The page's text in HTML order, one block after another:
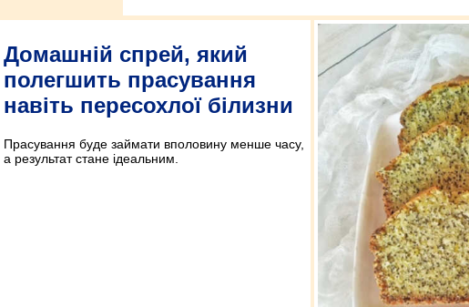
Домашній спрей, який
полегшить прасування
навіть пересохлої білизни
Прасування буде займати вполовину менше часу,
а результат стане ідеальним.